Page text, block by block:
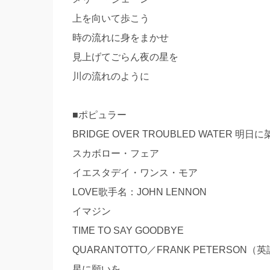
上を向いて歩こう
時の流れに身をまかせ
見上げてごらん夜の星を
川の流れのように
■ポピュラー
BRIDGE OVER TROUBLED WATER 明日に
スカボロー・フェア
イエスタデイ・ワンス・モア
LOVE歌手名：JOHN LENNON
イマジン
TIME TO SAY GOODBYE
QUARANTOTTO／FRANK PETERSON（英